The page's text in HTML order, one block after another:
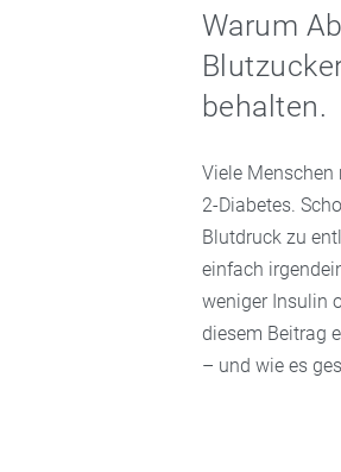
Warum
behalten.
Viele Menschen
2-Diabetes.
Blutdruck zu
einfach
weniger Insulin
diesem Beitrag
– und wie es